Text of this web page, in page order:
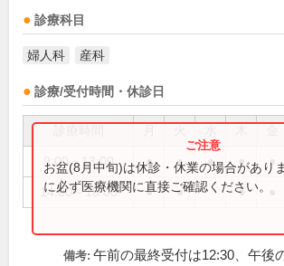
診療科目
婦人科 産科
診療/受付時間・休診日
9:00～13:00 ● ● ● ● ●
14:00～18:00 ● ● ●
お盆(8月中旬)は休診・休業の場合があり
に必ず医療機関に直接ご確認ください。
備考: 午前の最終受付は12:30、午後